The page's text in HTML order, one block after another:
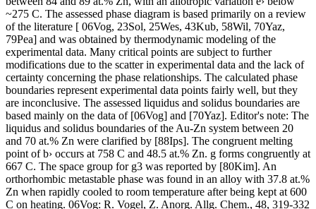
~275 C. The assessed phase diagram is based primarily on a review
of the literature [ 06Vog, 23Sol, 25Wes, 43Kub, 58Wil, 70Yaz,
79Pea] and was obtained by thermodynamic modeling of the
experimental data. Many critical points are subject to further
modifications due to the scatter in experimental data and the lack of
certainty concerning the phase relationships. The calculated phase
boundaries represent experimental data points fairly well, but they
are inconclusive. The assessed liquidus and solidus boundaries are
based mainly on the data of [06Vog] and [70Yaz]. Editor's note: The
liquidus and solidus boundaries of the Au-Zn system between 20
and 70 at.% Zn were clarified by [88Ips]. The congruent melting
point of b› occurs at 758 C and 48.5 at.% Zn. g forms congruently at
667 C. The space group for g3 was reported by [80Kim]. An
orthorhombic metastable phase was found in an alloy with 37.8 at.%
Zn when rapidly cooled to room temperature after being kept at 600
C on heating. 06Vog: R. Vogel, Z. Anorg. Allg. Chem., 48, 319-332